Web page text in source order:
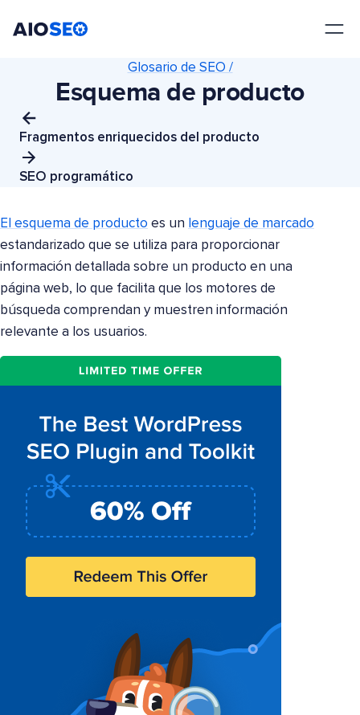
Fragmentos enriquecidos del producto
Glosario de SEO /
Esquema de producto
SEO programático
El esquema de producto es un lenguaje de marcado
estandarizado que se utiliza para proporcionar
información detallada sobre un producto en una
página web, lo que facilita que los motores de
búsqueda comprendan y muestren información
relevante a los usuarios.